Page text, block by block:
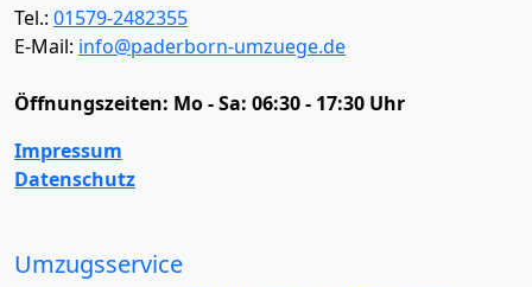
Tel.: 01579-2482355
E-Mail: info@paderborn-umzuege.de
Öffnungszeiten: Mo - Sa: 06:30 - 17:30 Uhr
Impressum
Datenschutz
Umzugsservice